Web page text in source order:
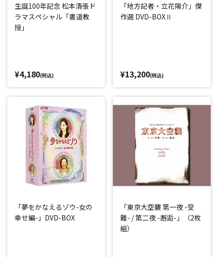
生誕100年記念 松本清張ド
ラマスペシャル「書道教
授」
¥4,180(税込)
「地方記者・立花陽介」傑
作選 DVD-BOXⅡ
¥13,200(税込)
「夢をかなえるゾウ-女の
幸せ編-」DVD-BOX
「東京大空襲 第一夜 -受
難- / 第二夜 -邂逅-」（2枚
組）